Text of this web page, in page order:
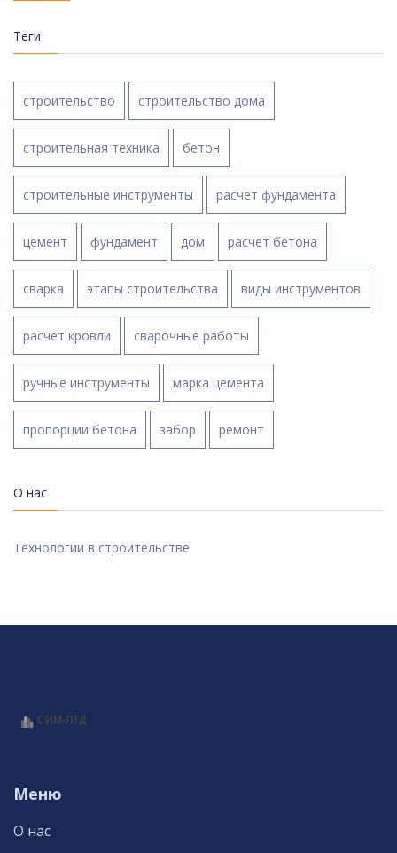
Теги
строительство строительство дома
строительная техника бетон
строительные инструменты расчет фундамента
цемент фундамент дом расчет бетона
сварка этапы строительства виды инструментов
расчет кровли сварочные работы
ручные инструменты марка цемента
пропорции бетона забор ремонт
О нас
Технологии в строительстве
Меню
О нас